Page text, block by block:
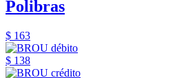
Polibras
$ 163
$ 138